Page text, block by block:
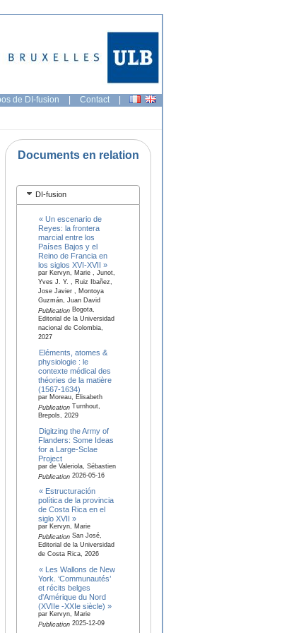
de DI-fusion | Contact |
Documents en relation
DI-fusion
« Un escenario de
Reyes: la frontera
marcial entre los
Países Bajos y el
Reino de Francia en
los siglos XVI-XVII »
par Kervyn, Marie , Junot,
Yves J. Y. , Ruiz Ibañez,
Jose Javier , Montoya
Guzmán, Juan David
PublicationBogota,
Editorial de la Universidad
nacional de Colombia,
2027
Eléments, atomes &
physiologie : le
contexte médical des
théories de la matière
(1567-1634)
par Moreau, Elisabeth
PublicationTurnhout,
Brepols, 2029
Digitzing the Army of
Flanders: Some Ideas
for a Large-Sclae
Project
par de Valeriola, Sébastien
Publication2026-05-16
« Estructuración
política de la provincia
de Costa Rica en el
siglo XVII »
par Kervyn, Marie
PublicationSan José,
Editorial de la Universidad
de Costa Rica, 2026
« Les Wallons de New
York. ‘Communautés’
et récits belges
d'Amérique du Nord
(XVIIe -XXIe siècle) »
par Kervyn, Marie
Publication2025-12-09